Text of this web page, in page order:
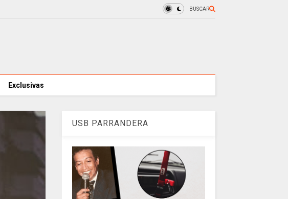
BUSCAR
Exclusivas
USB PARRANDERA